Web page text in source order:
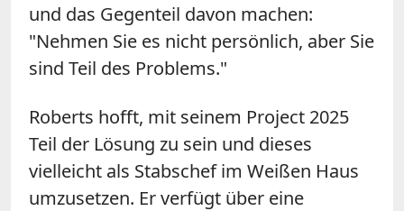
und das Gegenteil davon machen:
"Nehmen Sie es nicht persönlich, aber Sie
sind Teil des Problems."
Roberts hofft, mit seinem Project 2025
Teil der Lösung zu sein und dieses
vielleicht als Stabschef im Weißen Haus
umzusetzen. Er verfügt über eine